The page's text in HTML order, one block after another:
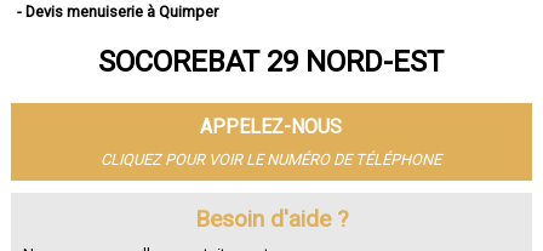
- Devis menuiserie à Quimper
- Devis menuiserie à Morlaix
- Devis menuiserie à Landerneau
- Devis menuiserie à Guipavas
- Devis menuiserie à Plougastel-Daoulas
- Devis menuiserie à Plouzané
- Devis menuiserie à Le Relecq-Kerhuon
SOCOREBAT 29 NORD-EST
APPELEZ-NOUS
CLIQUEZ POUR VOIR LE NUMÉRO DE TÉLÉPHONE
Besoin d'aide ?